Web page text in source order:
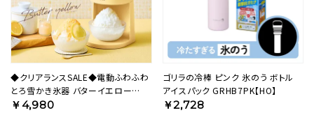
◆クリアランスSALE◆電動ふわふわ
とろ雪かき氷器 バターイエロー
DTS-B5MYL【HO】
￥4,980
ゴリラの冷棒 ピンク 氷のう ボトル
アイスパック GRHB7PK【HO】
￥2,728